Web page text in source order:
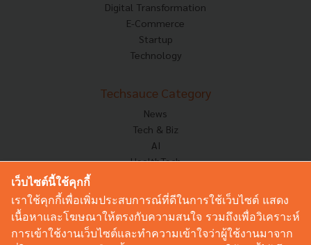
Digital Transformation
E-Commerce
Startup
Technology
Techsauce Category
News
Tech & Biz
AI
HealthTech
Corp Innov
Saucy Thoughts
Based On
Sustainable
เว็บไซต์นี้ใช้คุกกี้
เราใช้คุกกี้เพื่อเพิ่มประสบการณ์ที่ดีในการใช้เว็บไซต์ แสดง
เนื้อหาและโฆษณาให้ตรงกับความสนใจ รวมถึงเพื่อวิเคราะห์
การเข้าใช้งานเว็บไซต์และทำความเข้าใจว่าผู้ใช้งานมาจาก